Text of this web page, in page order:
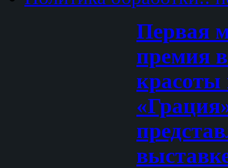
Первая
премия
красоты